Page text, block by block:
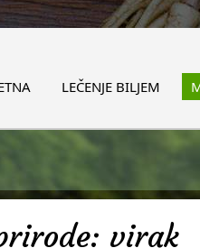
LEČENJE BILJEM
virak